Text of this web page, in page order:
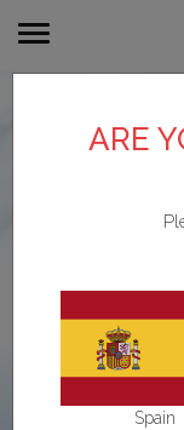
Toggle
ARE
Spain